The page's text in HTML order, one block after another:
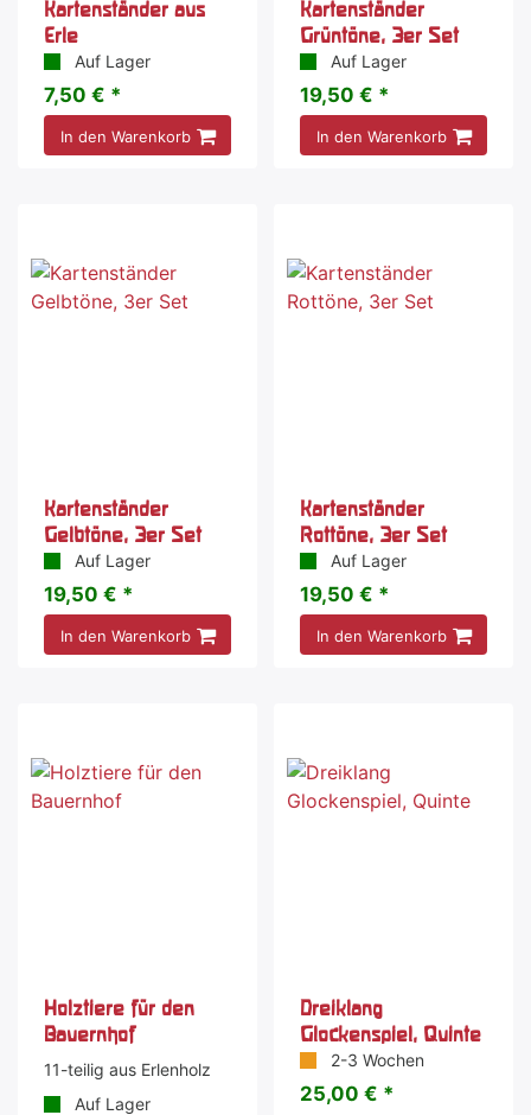
Kartenständer aus
Erle
Auf Lager
7,50 € *
In den Warenkorb
Kartenständer
Grüntöne, 3er Set
Auf Lager
19,50 € *
In den Warenkorb
Kartenständer
Gelbtöne, 3er Set
Auf Lager
19,50 € *
In den Warenkorb
Kartenständer
Rottöne, 3er Set
Auf Lager
19,50 € *
In den Warenkorb
Holztiere für den
Bauernhof
11-teilig aus Erlenholz
Auf Lager
Dreiklang
Glockenspiel, Quinte
2-3 Wochen
25,00 € *